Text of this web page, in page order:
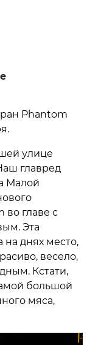
Phantom
улице
главред
Малой
во главе с
Эта
на днях место,
весело,
Кстати,
большой
мяса,